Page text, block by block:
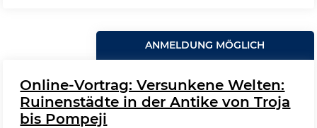
ANMELDUNG MÖGLICH
Online-Vortrag: Versunkene Welten:
Ruinenstädte in der Antike von Troja
bis Pompeji